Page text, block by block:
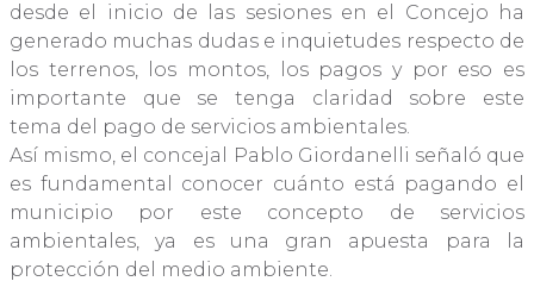
desde el inicio de las sesiones en el Concejo ha
generado muchas dudas e inquietudes respecto de
los terrenos, los montos, los pagos y por eso es
importante que se tenga claridad sobre este
tema del pago de servicios ambientales.
Así mismo, el concejal Pablo Giordanelli señaló que
es fundamental conocer cuánto está pagando el
municipio por este concepto de servicios
ambientales, ya es una gran apuesta para la
protección del medio ambiente.